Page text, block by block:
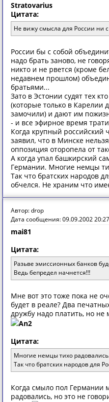
Stratovarius
Цитата:
Не вижу смысла для России ни
России бы с собой
надо брать заново, не
никто и не рвется (кроме
недавнем прошлом)
братьями...
Зато в Эстонии судят тех
(которые только в Карелии
замочили) и дают им
- и все эфирное время
Когда крупный российский
заявил, что в Минске
оппозиция оторопела от
А когда упал башкирский
Германии. Многие немцы
Так что братских народов
обчелся. Не храним что
Автор: drop
Дата сообщения: 09.09.2002 20:27
mai81
Цитата:
Разьве эмиссионных банков
Ведь бепредел начнется!!!
Мне вот это тоже пока не
будет в реале? Два
дружбу надо платить, но
An2
Цитата:
Многие немцы тихо
Так что братских народов для
Когда смыло пол Германии
радовались, но это не